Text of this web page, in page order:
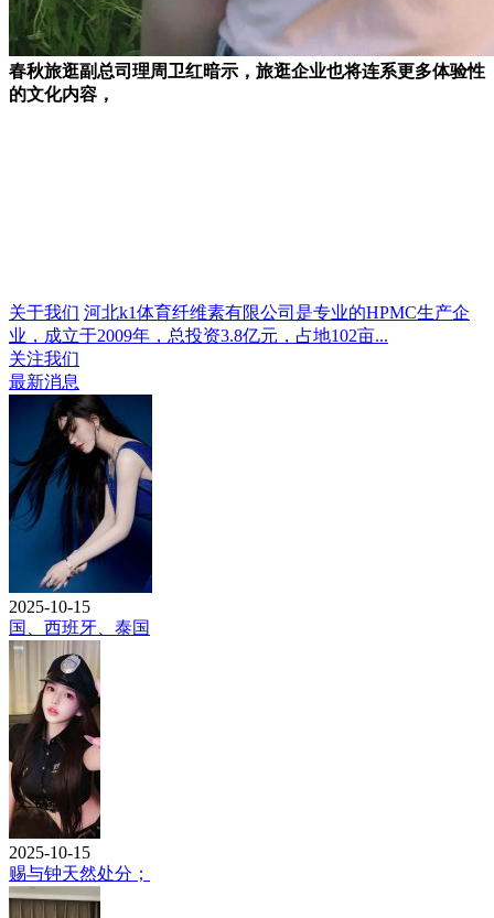
春秋旅逛副总司理周卫红暗示，旅逛企业也将连系更多体验性
的文化内容，
关于我们 河北k1体育纤维素有限公司是专业的HPMC生产企
业，成立于2009年，总投资3.8亿元，占地102亩...
关注我们
最新消息
2025-10-15
国、西班牙、泰国
2025-10-15
赐与钟天然处分；